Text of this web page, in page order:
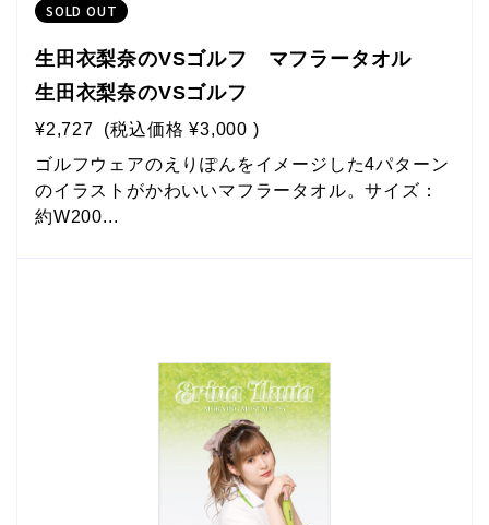
SOLD OUT
生田衣梨奈のVSゴルフ マフラータオル
生田衣梨奈のVSゴルフ
¥2,727 (税込価格 ¥3,000 )
ゴルフウェアのえりぽんをイメージした4パターン
のイラストがかわいいマフラータオル。サイズ：
約W200...